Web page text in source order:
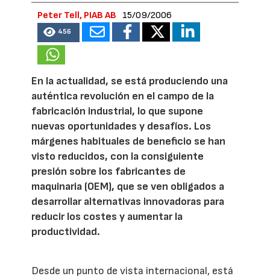
Peter Tell, PIAB AB 15/09/2006
456
En la actualidad, se está produciendo una
auténtica revolución en el campo de la
fabricación industrial, lo que supone
nuevas oportunidades y desafíos. Los
márgenes habituales de beneficio se han
visto reducidos, con la consiguiente
presión sobre los fabricantes de
maquinaria (OEM), que se ven obligados a
desarrollar alternativas innovadoras para
reducir los costes y aumentar la
productividad.
Desde un punto de vista internacional, está